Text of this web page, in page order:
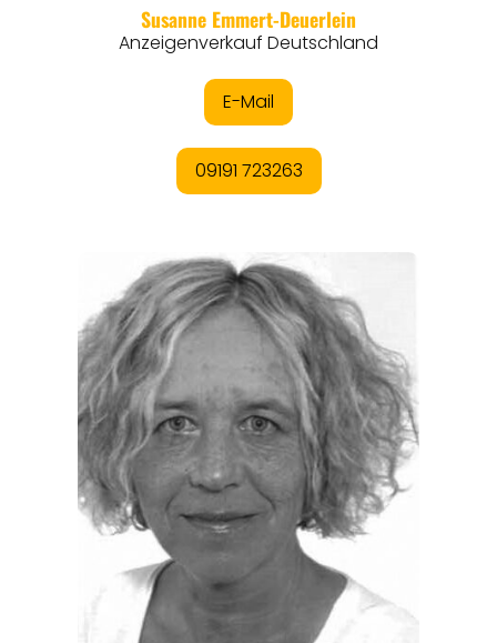
REGIONEN
EVENTS
REISEFÜHRER
REISEMAGAZINE
THEMEN
ANGEBOTE